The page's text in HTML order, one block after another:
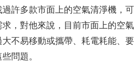
許多款市面上的空氣清淨機，可
，對他來說，目前市面上的空氣
不易移動或攜帶、耗電耗能、要
問題。